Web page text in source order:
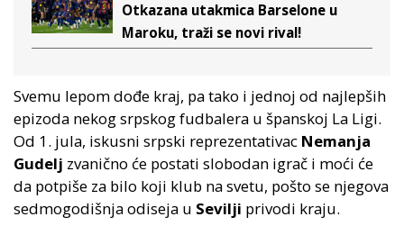
Otkazana utakmica Barselone u
Maroku, traži se novi rival!
Svemu lepom dođe kraj, pa tako i jednoj od najlepših
epizoda nekog srpskog fudbalera u španskoj La Ligi.
Od 1. jula, iskusni srpski reprezentativac Nemanja
Gudelj zvanično će postati slobodan igrač i moći će
da potpiše za bilo koji klub na svetu, pošto se njegova
sedmogodišnja odiseja u Sevilji privodi kraju.